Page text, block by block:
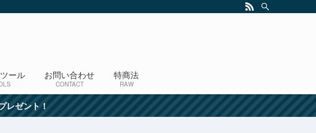
ール お問い合わせ
CONTACT
特商法
RAW
レゼント！